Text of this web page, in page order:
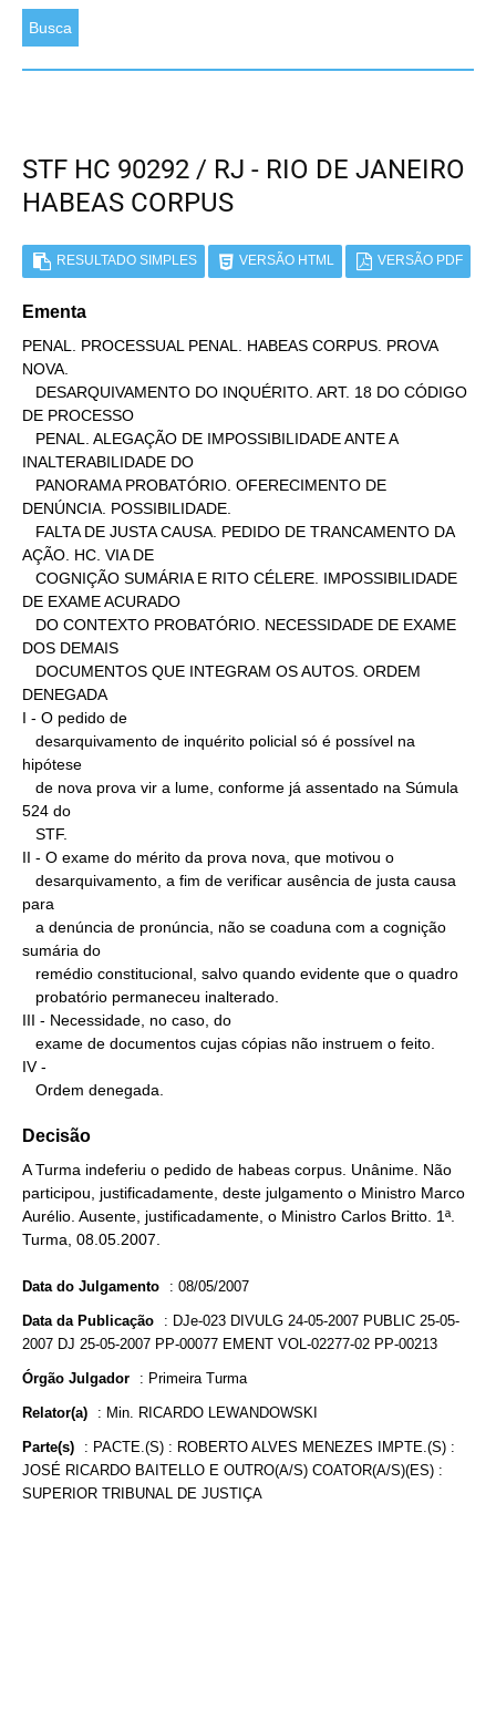
Busca
STF HC 90292 / RJ - RIO DE JANEIRO
HABEAS CORPUS
RESULTADO SIMPLES VERSÃO HTML VERSÃO PDF
Ementa
PENAL. PROCESSUAL PENAL. HABEAS CORPUS. PROVA
NOVA.
DE PROCESSO
INALTERABILIDADE DO
DENÚNCIA. POSSIBILIDADE.
AÇÃO. HC. VIA DE
DE EXAME ACURADO
DOS DEMAIS
DENEGADA
I - O pedido de
hipótese
524 do
II - O exame do mérito da prova nova, que motivou o
para
sumária do
III - Necessidade, no caso, do
IV -
   Ordem denegada.
Decisão
A Turma indeferiu o pedido de habeas corpus. Unânime. Não
participou, justificadamente, deste julgamento o Ministro Marco
Aurélio. Ausente, justificadamente, o Ministro Carlos Britto. 1ª.
Turma, 08.05.2007.
Data do Julgamento : 08/05/2007
Data da Publicação : DJe-023 DIVULG 24-05-2007 PUBLIC 25-05-
2007 DJ 25-05-2007 PP-00077 EMENT VOL-02277-02 PP-00213
Órgão Julgador : Primeira Turma
Relator(a) : Min. RICARDO LEWANDOWSKI
Parte(s) : PACTE.(S) : ROBERTO ALVES MENEZES IMPTE.(S) :
JOSÉ RICARDO BAITELLO E OUTRO(A/S) COATOR(A/S)(ES) :
SUPERIOR TRIBUNAL DE JUSTIÇA